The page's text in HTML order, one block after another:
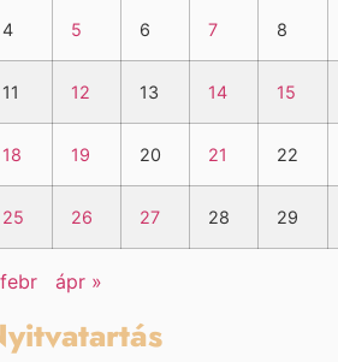
4 5 6 7 8
11 12 13 14 15
18 19 20 21 22
25 26 27 28 29
ápr »